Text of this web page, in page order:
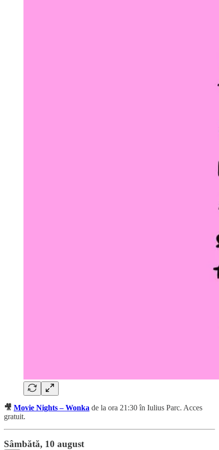
🎥 Movie Nights – Wonka de la ora 21:30 în Iulius Parc. Acces
gratuit.
Sâmbătă, 10 august